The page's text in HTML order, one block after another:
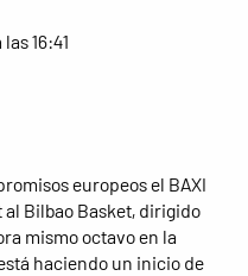
16:41
europeos el BAXI
al Bilbao Basket, dirigido
mismo octavo en la
haciendo un inicio de